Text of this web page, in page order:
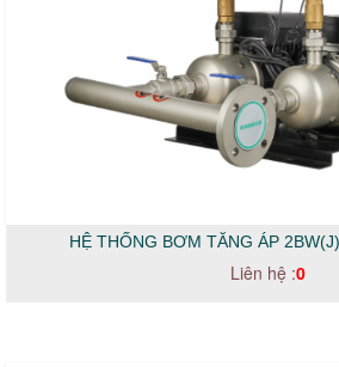
HỆ THỐNG BƠM TĂNG ÁP
Liên hệ :0